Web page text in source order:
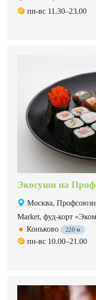
пн-вс 11.30–23.00
Экосуши на
Москва,
Market, фуд-корт
Коньково
220 м
пн-вс 10.00–21.00